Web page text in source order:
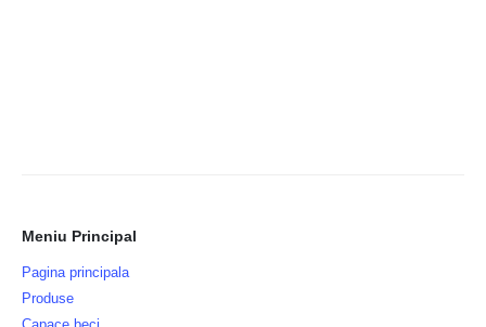
Meniu Principal
Pagina principala
Produse